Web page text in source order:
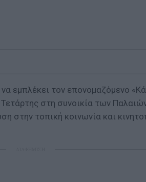
εμπλέκει τον επονομαζόμενο
στη συνοικία των
στην τοπική κοινωνία και